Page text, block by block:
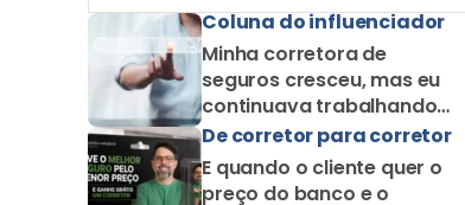
Coluna do influenciador
Minha corretora de
seguros cresceu, mas eu
continuava trabalhando
como corretor solo
De corretor para corretor
E quando o cliente quer o
preço do banco e o